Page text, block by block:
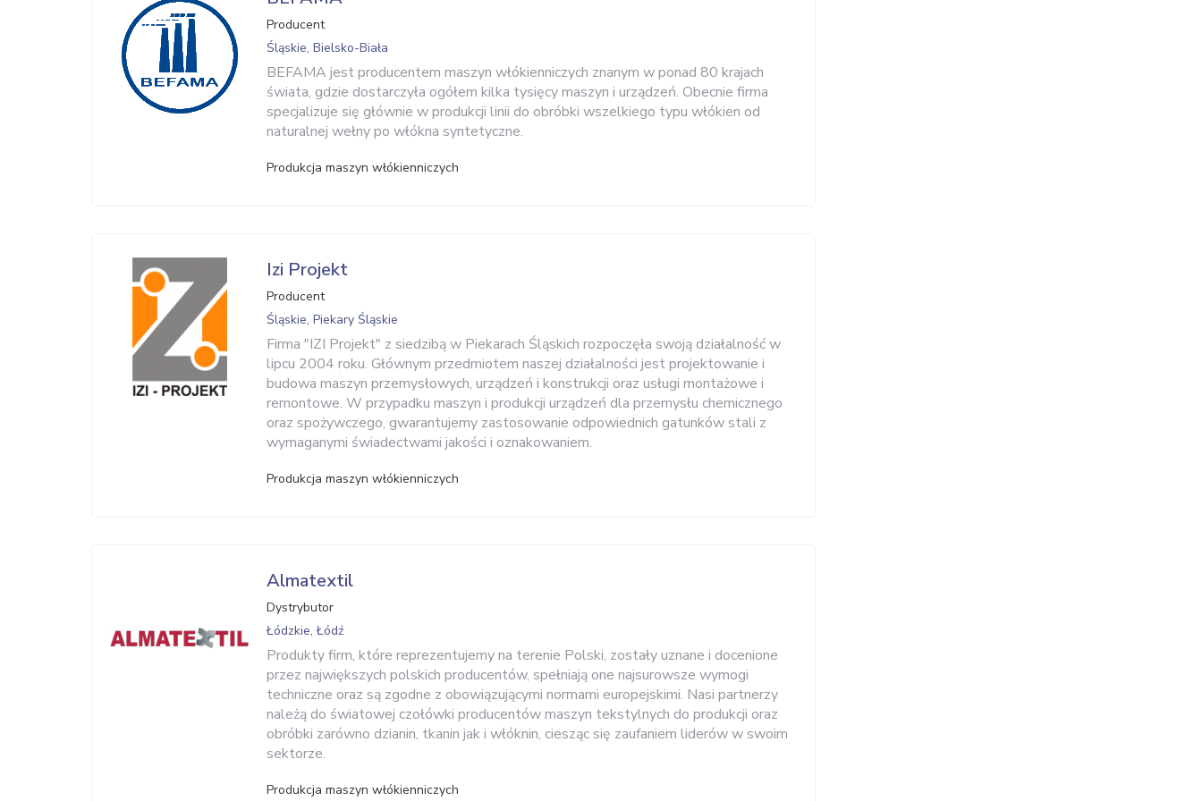
Producent
Śląskie, Bielsko-Biała
BEFAMA jest producentem maszyn włókienniczych znanym w ponad 80 krajach
świata, gdzie dostarczyła ogółem kilka tysięcy maszyn i urządzeń. Obecnie firma
specjalizuje się głównie w produkcji linii do obróbki wszelkiego typu włókien od
naturalnej wełny po włókna syntetyczne.
Produkcja maszyn włókienniczych
Izi Projekt
Producent
Śląskie, Piekary Śląskie
Firma "IZI Projekt" z siedzibą w Piekarach Śląskich rozpoczęła swoją działalność w
lipcu 2004 roku. Głównym przedmiotem naszej działalności jest projektowanie i
budowa maszyn przemysłowych, urządzeń i konstrukcji oraz usługi montażowe i
remontowe. W przypadku maszyn i produkcji urządzeń dla przemysłu chemicznego
oraz spożywczego, gwarantujemy zastosowanie odpowiednich gatunków stali z
wymaganymi świadectwami jakości i oznakowaniem.
Produkcja maszyn włókienniczych
Almatextil
Dystrybutor
Łódzkie, Łódź
Produkty firm, które reprezentujemy na terenie Polski, zostały uznane i docenione
przez największych polskich producentów, spełniają one najsurowsze wymogi
techniczne oraz są zgodne z obowiązującymi normami europejskimi. Nasi partnerzy
należą do światowej czołówki producentów maszyn tekstylnych do produkcji oraz
obróbki zarówno dzianin, tkanin jak i włóknin, ciesząc się zaufaniem liderów w swoim
sektorze.
Produkcja maszyn włókienniczych